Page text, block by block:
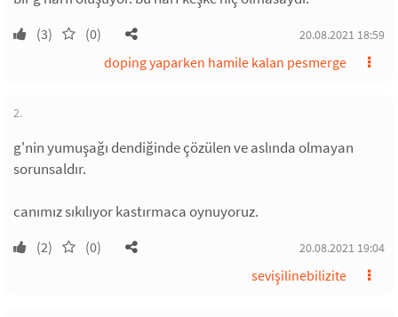
(3) (0) 20.08.2021 18:59
doping yaparken hamile kalan pesmerge
2.
g'nin yumuşağı dendiğinde çözülen ve aslında olmayan
sorunsaldır.
canımız sıkılıyor kastırmaca oynuyoruz.
(2) (0) 20.08.2021 19:04
sevişilinebilizite